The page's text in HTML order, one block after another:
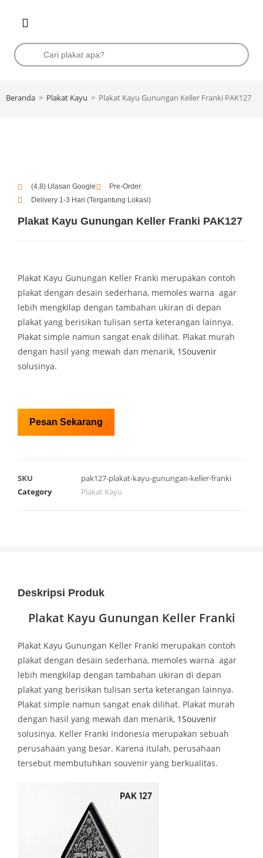
Beranda > Plakat Kayu > Plakat Kayu Gunungan Keller Franki PAK127
(4,8) Ulasan Google
Pre-Order
Delivery 1-3 Hari (Tergantung Lokasi)
Plakat Kayu Gunungan Keller Franki PAK127
Plakat Kayu Gunungan Keller Franki merupakan contoh
plakat dengan desain sederhana, memoles warna agar
lebih mengkilap dengan tambahan ukiran di depan
plakat yang berisikan tulisan serta keterangan lainnya.
Plakat simple namun sangat enak dilihat. Plakat murah
dengan hasil yang mewah dan menarik, 1Souvenir
solusinya.
Pesan Sekarang
SKU
pak127-plakat-kayu-gunungan-keller-franki
Category
Plakat Kayu
Deskripsi Produk
Plakat Kayu Gunungan Keller Franki
Plakat Kayu Gunungan Keller Franki merupakan contoh
plakat dengan desain sederhana, memoles warna agar
lebih mengkilap dengan tambahan ukiran di depan
plakat yang berisikan tulisan serta keterangan lainnya.
Plakat simple namun sangat enak dilihat. Plakat murah
dengan hasil yang mewah dan menarik, 1Souvenir
solusinya. Keller Franki Indonesia merupakan sebuah
perusahaan yang besar. Karena itulah, perusahaan
tersebut membutuhkan souvenir yang berkualitas.